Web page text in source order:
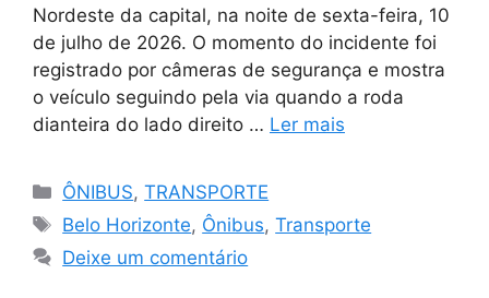
Nordeste da capital, na noite de sexta-feira, 10
de julho de 2026. O momento do incidente foi
registrado por câmeras de segurança e mostra
o veículo seguindo pela via quando a roda
dianteira do lado direito … Ler mais
Categorias
ÔNIBUS,TRANSPORTE
Tags
Belo Horizonte, Ônibus,Transporte
Deixe um comentário